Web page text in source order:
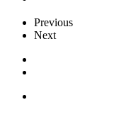
Previous
Next